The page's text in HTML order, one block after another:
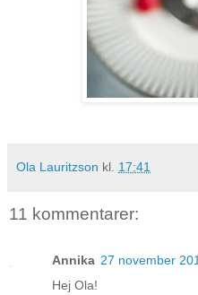
Ola Lauritzson kl. 17:41
11 kommentarer:
Annika 27 november
Hej Ola!